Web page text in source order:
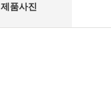
제품사진